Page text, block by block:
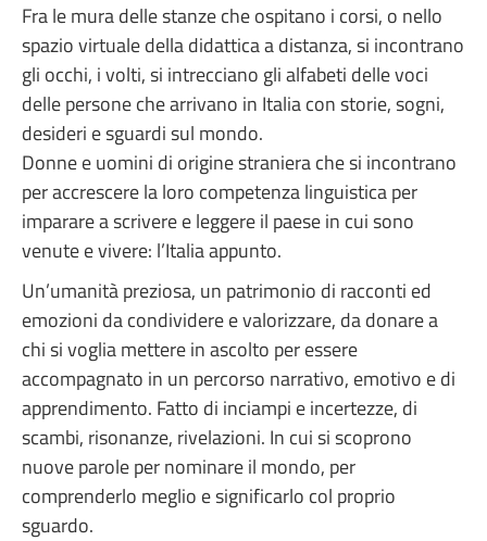
Fra le mura delle stanze che ospitano i corsi, o nello
spazio virtuale della didattica a distanza, si incontrano
gli occhi, i volti, si intrecciano gli alfabeti delle voci
delle persone che arrivano in Italia con storie, sogni,
desideri e sguardi sul mondo.
Donne e uomini di origine straniera che si incontrano
per accrescere la loro competenza linguistica per
imparare a scrivere e leggere il paese in cui sono
venute e vivere: l’Italia appunto.
Un’umanità preziosa, un patrimonio di racconti ed
emozioni da condividere e valorizzare, da donare a
chi si voglia mettere in ascolto per essere
accompagnato in un percorso narrativo, emotivo e di
apprendimento. Fatto di inciampi e incertezze, di
scambi, risonanze, rivelazioni. In cui si scoprono
nuove parole per nominare il mondo, per
comprenderlo meglio e significarlo col proprio
sguardo.